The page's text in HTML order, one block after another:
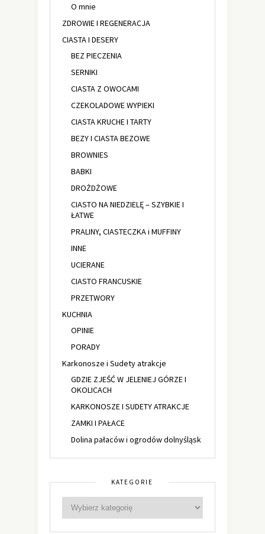
O mnie
ZDROWIE I REGENERACJA
CIASTA I DESERY
BEZ PIECZENIA
SERNIKI
CIASTA Z OWOCAMI
CZEKOLADOWE WYPIEKI
CIASTA KRUCHE I TARTY
BEZY I CIASTA BEZOWE
BROWNIES
BABKI
DROŻDŻOWE
CIASTO NA NIEDZIELĘ – SZYBKIE I
ŁATWE
PRALINY, CIASTECZKA i MUFFINY
INNE
UCIERANE
CIASTO FRANCUSKIE
PRZETWORY
KUCHNIA
OPINIE
PORADY
Karkonosze i Sudety atrakcje
GDZIE ZJEŚĆ W JELENIEJ GÓRZE I
OKOLICACH
KARKONOSZE I SUDETY ATRAKCJE
ZAMKI I PAŁACE
Dolina pałaców i ogrodów dolnyśląsk
KATEGORIE